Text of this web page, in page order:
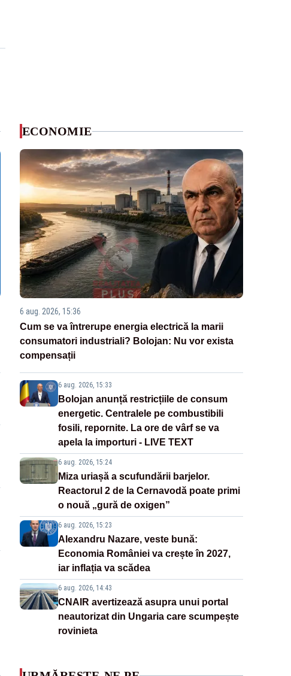
ECONOMIE
6 aug. 2026, 15:36
Cum se va întrerupe energia electrică la marii
consumatori industriali? Bolojan: Nu vor exista
compensații
6 aug. 2026, 15:33
Bolojan anunță restricțiile de consum
energetic. Centralele pe combustibili
fosili, repornite. La ore de vârf se va
apela la importuri - LIVE TEXT
6 aug. 2026, 15:24
Miza uriașă a scufundării barjelor.
Reactorul 2 de la Cernavodă poate primi
o nouă „gură de oxigen”
6 aug. 2026, 15:23
Alexandru Nazare, veste bună:
Economia României va crește în 2027,
iar inflația va scădea
6 aug. 2026, 14:43
CNAIR avertizează asupra unui portal
neautorizat din Ungaria care scumpește
rovinieta